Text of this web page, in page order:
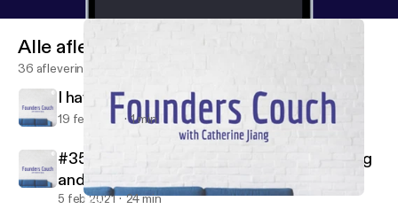
Why I started Founders Couch, and where I hope it will go
Alle afleveringen
36 afleveringen
I have some news
19 feb 2021 1 min
#35: Michael Broughton - On great pitching
and being backed by Jay-Z
5 feb 2021 24 min